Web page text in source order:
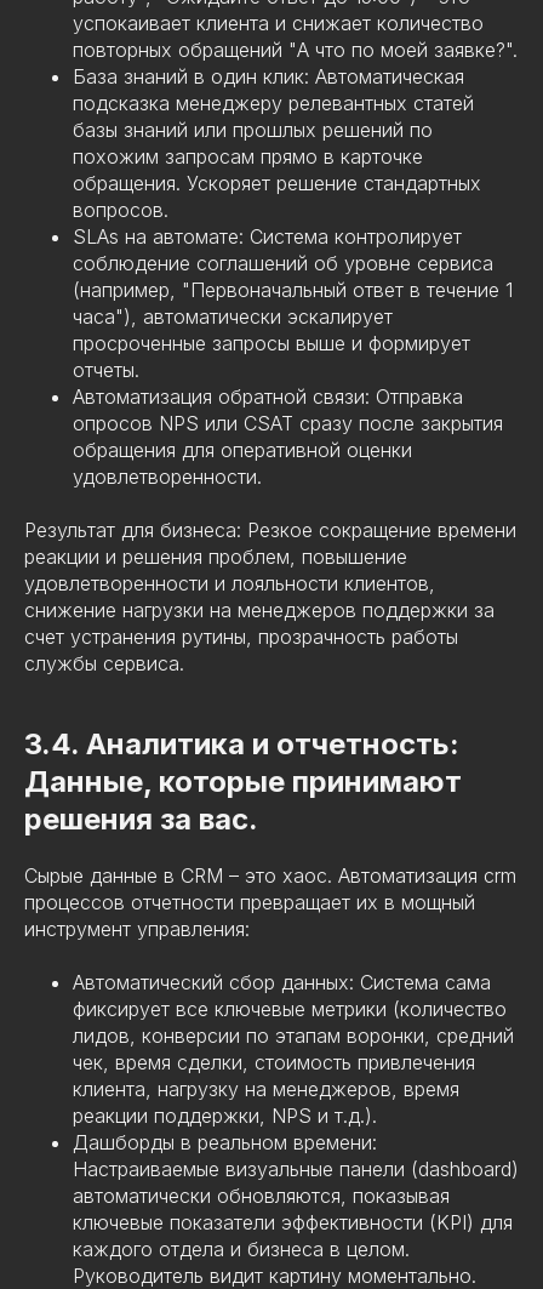
успокаивает клиента и снижает количество
повторных обращений "А что по моей заявке?".
База знаний в один клик: Автоматическая
подсказка менеджеру релевантных статей
базы знаний или прошлых решений по
похожим запросам прямо в карточке
обращения. Ускоряет решение стандартных
вопросов.
SLAs на автомате: Система контролирует
соблюдение соглашений об уровне сервиса
(например, "Первоначальный ответ в течение 1
часа"), автоматически эскалирует
просроченные запросы выше и формирует
отчеты.
Автоматизация обратной связи: Отправка
опросов NPS или CSAT сразу после закрытия
обращения для оперативной оценки
удовлетворенности.
Результат для бизнеса: Резкое сокращение времени
реакции и решения проблем, повышение
удовлетворенности и лояльности клиентов,
снижение нагрузки на менеджеров поддержки за
счет устранения рутины, прозрачность работы
службы сервиса.
3.4. Аналитика и отчетность:
Данные, которые принимают
решения за вас.
Сырые данные в CRM – это хаос. Автоматизация crm
процессов отчетности превращает их в мощный
инструмент управления:
Автоматический сбор данных: Система сама
фиксирует все ключевые метрики (количество
лидов, конверсии по этапам воронки, средний
чек, время сделки, стоимость привлечения
клиента, нагрузку на менеджеров, время
реакции поддержки, NPS и т.д.).
Дашборды в реальном времени:
Настраиваемые визуальные панели (dashboard)
автоматически обновляются, показывая
ключевые показатели эффективности (KPI) для
каждого отдела и бизнеса в целом.
Руководитель видит картину моментально.